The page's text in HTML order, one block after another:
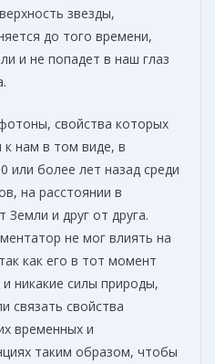
звезды,
до того времени,
и не попадет в наш глаз
свойства которых
нам в том виде, в
или более лет назад среди
на расстоянии в
и друг от друга.
не мог влиять на
как его в тот момент
никакие силы природы,
связать свойства
временных и
таким образом, чтобы